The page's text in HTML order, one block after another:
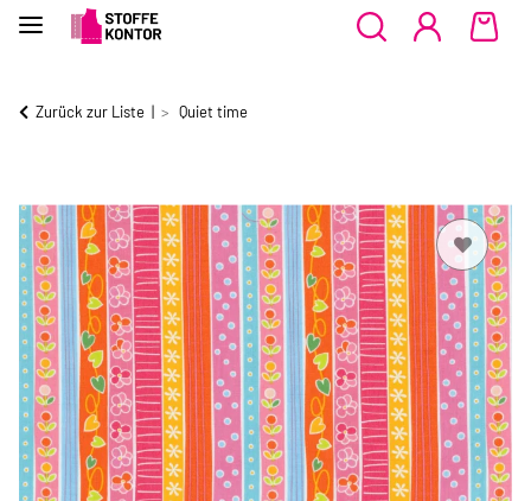
Zurück zur Liste Quiet time